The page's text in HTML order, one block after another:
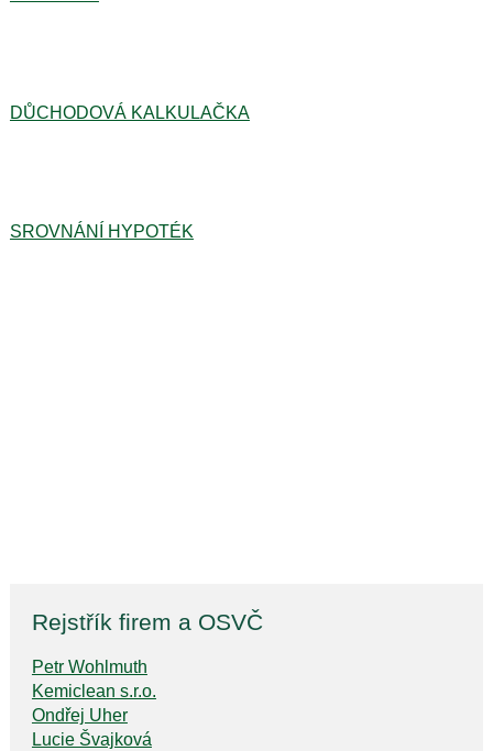
DŮCHODOVÁ KALKULAČKA
SROVNÁNÍ HYPOTÉK
Rejstřík firem a OSVČ
Petr Wohlmuth
Kemiclean s.r.o.
Ondřej Uher
Lucie Švajková